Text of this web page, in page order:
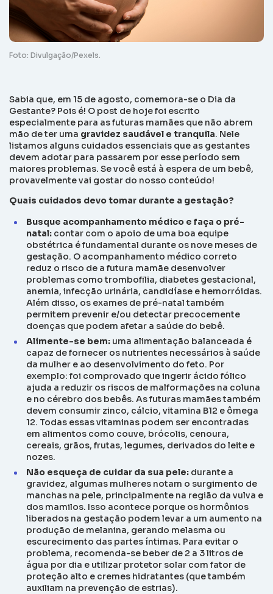
Foto: Divulgação/Pexels.
Sabia que, em 15 de agosto, comemora-se o Dia da
Gestante? Pois é! O post de hoje foi escrito
especialmente para as futuras mamães que não abrem
mão de ter uma gravidez saudável e tranquila. Nele
listamos alguns cuidados essenciais que as gestantes
devem adotar para passarem por esse período sem
maiores problemas. Se você está à espera de um bebê,
provavelmente vai gostar do nosso conteúdo!
Quais cuidados devo tomar durante a gestação?
Busque acompanhamento médico e faça o pré-
natal: contar com o apoio de uma boa equipe
obstétrica é fundamental durante os nove meses de
gestação. O acompanhamento médico correto
reduz o risco de a futura mamãe desenvolver
problemas como trombofilia, diabetes gestacional,
anemia, infecção urinária, candidíase e hemorróidas.
Além disso, os exames de pré-natal também
permitem prevenir e/ou detectar precocemente
doenças que podem afetar a saúde do bebê.
Alimente-se bem: uma alimentação balanceada é
capaz de fornecer os nutrientes necessários à saúde
da mulher e ao desenvolvimento do feto. Por
exemplo: foi comprovado que ingerir ácido fólico
ajuda a reduzir os riscos de malformações na coluna
e no cérebro dos bebês. As futuras mamães também
devem consumir zinco, cálcio, vitamina B12 e ômega
12. Todas essas vitaminas podem ser encontradas
em alimentos como couve, brócolis, cenoura,
cereais, grãos, frutas, legumes, derivados do leite e
nozes.
Não esqueça de cuidar da sua pele: durante a
gravidez, algumas mulheres notam o surgimento de
manchas na pele, principalmente na região da vulva e
dos mamilos. Isso acontece porque os hormônios
liberados na gestação podem levar a um aumento na
produção de melanina, gerando melasma ou
escurecimento das partes íntimas. Para evitar o
problema, recomenda-se beber de 2 a 3 litros de
água por dia e utilizar protetor solar com fator de
proteção alto e cremes hidratantes (que também
auxiliam na prevenção de estrias).